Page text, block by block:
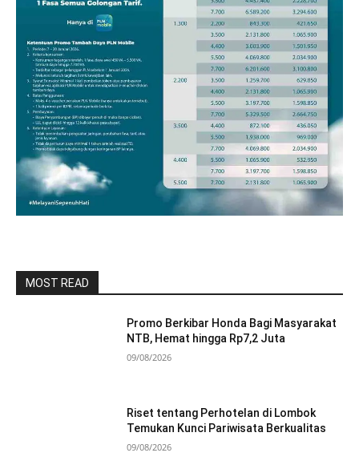
MOST READ
Promo Berkibar Honda Bagi Masyarakat
NTB, Hemat hingga Rp7,2 Juta
09/08/2026
Riset tentang Perhotelan di Lombok
Temukan Kunci Pariwisata Berkualitas
09/08/2026